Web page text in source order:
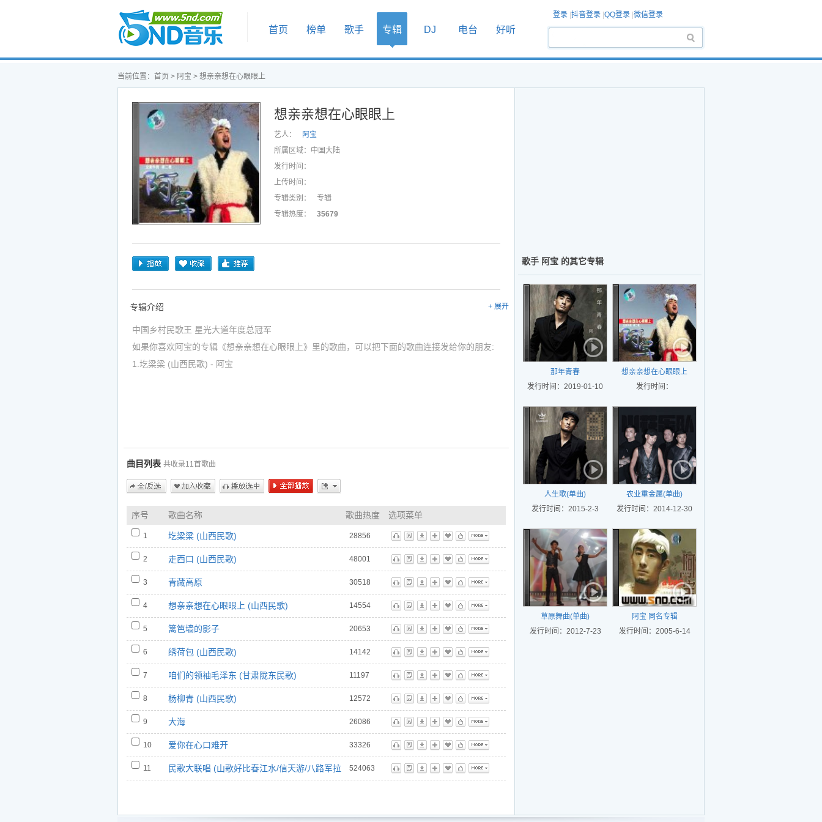
首页
首页 榜单 歌手 专辑 DJ 电台 好听
登录 抖音登录 QQ登录 微信登录
当前位置： 首页 > 阿宝 > 想亲亲想在心眼眼上
想亲亲想在心眼眼上
艺人：
阿宝
所属区域： 中国大陆
发行时间：
上传时间：
专辑类别：
专辑
专辑热度：
35679
专辑介绍 + 展开
中国乡村民歌王 星光大道年度总冠军
如果你喜欢阿宝的专辑《想亲亲想在心眼眼上》里的歌曲，可以把下面的歌曲连接发给你的朋友:
1.圪梁梁 (山西民歌) - 阿宝
https://www.5nd.com/ting/79957.html
4.想亲亲想在心眼眼上 (山西民歌) - 阿宝
https://www.5nd.com/ting/79958.html
https://www.5nd.com/ting/79959.html
6.绣荷包 (山西民歌) - 阿宝
https://www.5nd.com/ting/79960.html
7.咱们的领袖毛泽东 (甘肃陇东民歌) - 阿宝
https://www.5nd.com/ting/79961.html
8.杨柳青 (山西民歌) - 阿宝
https://www.5nd.com/ting/79962.html
https://www.5nd.com/ting/79963.html
10.爱你在心口难开 - 阿宝
https://www.5nd.com/ting/79964.html
11.民歌大联唱 (山歌好比春江水/信天游/八路军拉大栓/山路十八弯/花儿少年/青春舞曲/沂蒙山小调/
山丹丹花开红艳艳) - 阿宝
https://www.5nd.com/ting/79965.html
曲目列表 共收录11首歌曲
序号 歌曲名称 歌曲热度 选项菜单
1 圪梁梁 (山西民歌)
28856
听
歌 下 播 藏 标
更多
2
走西口 (山西民歌)
48001
听
歌 下 播 藏 标
更多
3
青藏高原
30518
听
歌 下 播 藏 标
更多
4
想亲亲想在心眼眼上 (山西民歌)
14554
听
歌 下 播 藏 标
更多
5
篱笆墙的影子
20653
听
歌 下 播 藏 标
更多
6
绣荷包 (山西民歌)
14142
听
歌 下 播 藏 标
更多
7
咱们的领袖毛泽东 (甘肃陇东民歌)
11197
听
歌 下 播 藏 标
更多
8
杨柳青 (山西民歌)
12572
听
歌 下 播 藏 标
更多
9
大海
26086
听
歌 下 播 藏 标
更多
10
爱你在心口难开
33326
听
歌 下 播 藏 标
更多
11
民歌大联唱 (山歌好比春江水/信天游/八路军拉
调/山丹丹花开红艳艳)
524063
听
歌 下 播 藏 标 更多
歌手 阿宝 的其它专辑
那年青春
发行时间：2019-01-10
想亲亲想在心眼眼上
发行时间：
人生歌(单曲)
发行时间：2015-2-3
农业重金属(单曲)
发行时间：2014-12-30
草原舞曲(单曲)
发行时间：2012-7-23
阿宝 同名专辑
发行时间：2005-6-14